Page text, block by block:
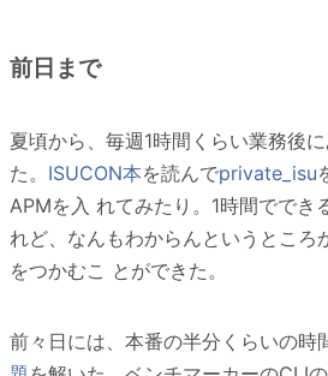
前日まで
夏頃から、毎週1時間くらい業務後
た。 ISUCON本を読んでprivate_isu
APMを入 れてみたり。1時間ででき
れど、なんもわからんというところ
をつかむこ とができた。
前々日には、本番の半分くらいの時